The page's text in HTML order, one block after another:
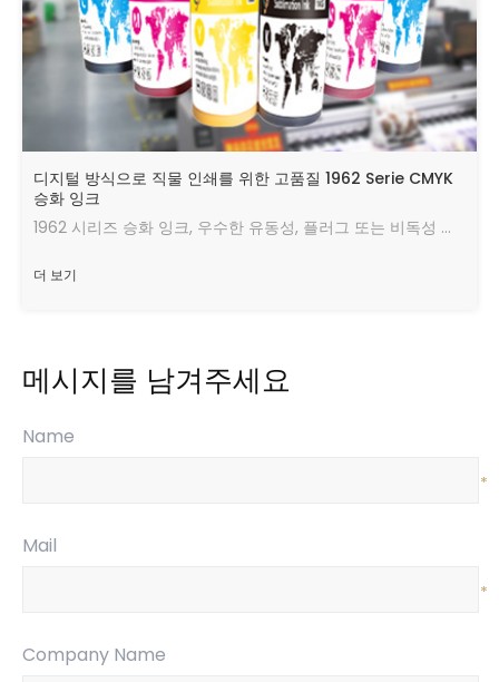
디지털 방식으로 직물 인쇄를 위한 고품질 1962 Serie CMYK
승화 잉크
1962 시리즈 승화 잉크, 우수한 유동성, 플러그 또는 비독성 및 환경 친화적 인, 밝은 색깔, 좋은 전송 효과의 비경향 스프레이 없음
더 보기
메시지를 남겨주세요
Name
*
Mail
*
Company Name